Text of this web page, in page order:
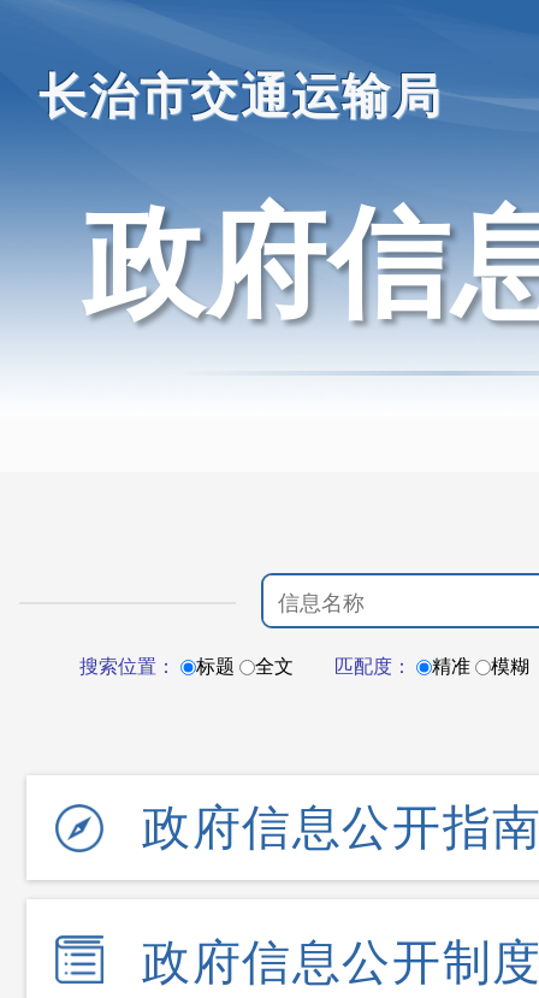
长治市交通运输局
政府信
搜索位置： 标题 全文 匹配度： 精准 模糊
政府信息公开指
政府信息公开制